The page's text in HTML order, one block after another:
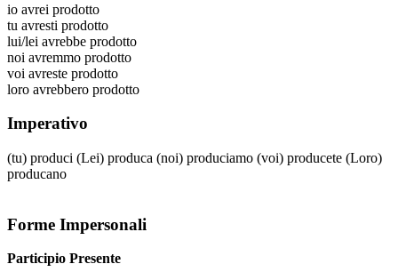
io avrei prodotto
tu avresti prodotto
lui/lei avrebbe prodotto
noi avremmo prodotto
voi avreste prodotto
loro avrebbero prodotto
Imperativo
(tu) produci (Lei) produca (noi) produciamo (voi) producete (Loro)
producano
Forme Impersonali
Participio Presente